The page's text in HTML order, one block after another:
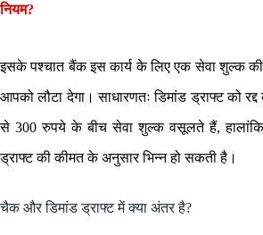
नियम?
इसके पश्चात बैंक इस कार्य के लिए एक सेवा शुल्क की
आपको लौटा देगा। साधारणतः डिमांड ड्राफ्ट को
से 300 रुपये के बीच सेवा शुल्क वसूलते हैं, हालांकि
ड्राफ्ट की कीमत के अनुसार भिन्न हो सकती है।
चैक और डिमांड ड्राफ्ट में क्या अंतर है?